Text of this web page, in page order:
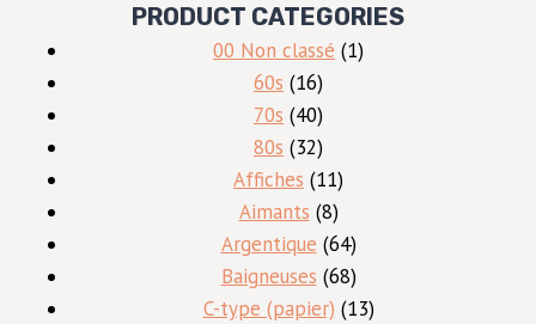
PRODUCT CATEGORIES
00 Non classé 11
60s 1616
produits
70s 4040
produits
80s 3232
produits
Affiches 1111
produits
Aimants 88
produits
Argentique 6464
produits
Baigneuses 6868
produits
C-type (papier) 1313